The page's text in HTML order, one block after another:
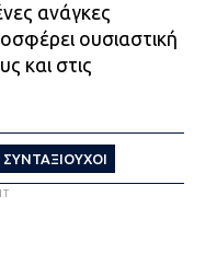
ανάγκες
ουσιαστική
και στις
ΣΥΝΤΑΞΙΟΥΧΟΙ